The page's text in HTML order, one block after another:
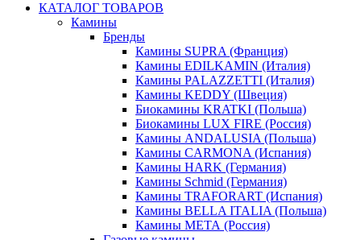
КАТАЛОГ ТОВАРОВ
Камины
Бренды
Камины SUPRA (Франция)
Камины EDILKAMIN (Италия)
Камины PALAZZETTI (Италия)
Камины KEDDY (Швеция)
Биокамины KRATKI (Польша)
Биокамины LUX FIRE (Россия)
Камины ANDALUSIA (Польша)
Камины CARMONA (Испания)
Камины HARK (Германия)
Камины Schmid (Германия)
Камины TRAFORART (Испания)
Камины BELLA ITALIA (Польша)
Камины МЕТА (Россия)